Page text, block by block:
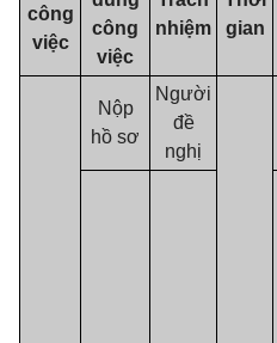
công
việc
công
việc
nhiệm
gian
Nộp
hồ sơ
Người
đề
nghị